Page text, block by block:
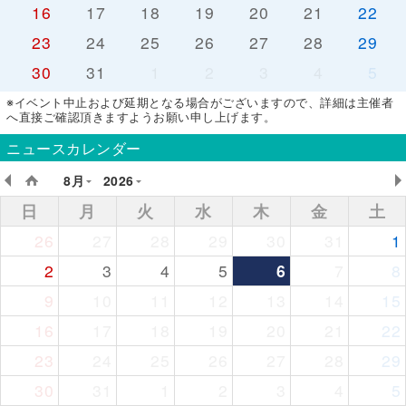
16
17 18 19 20 21
22
23
24 25 26 27 28
29
30
31 5
※イベント中止および延期となる場合がございますので、詳細は主催者
へ直接ご確認頂きますようお願い申し上げます。
ニュースカレンダー
8月
2026
日 月 火 水 木 金
土
26
1
2
3 4 5 6
8
9
15
16
22
23
29
30
5